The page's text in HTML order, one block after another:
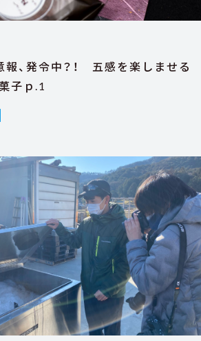
報、発令中？！ 五感を楽しませる
子ｐ.1